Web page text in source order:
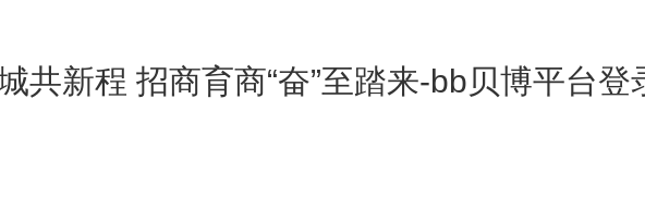
共新程 招商育商“奋”至踏来-bb贝博平台登